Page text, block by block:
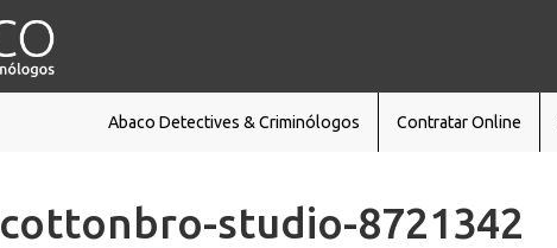
Abaco Detectives & Criminólogos Contratar Online
studio-8721342